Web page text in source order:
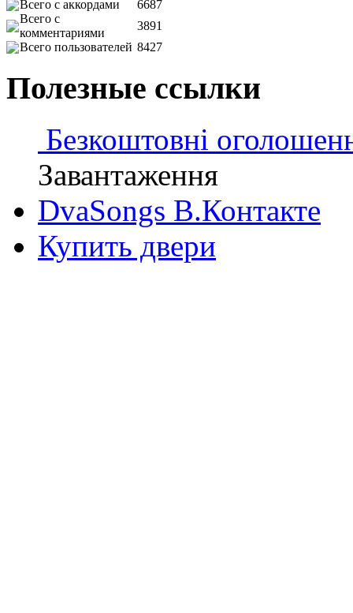
Всего с аккордами
6687
Всего с
комментариями
3891
Всего пользователей 8427
Полезные ссылки
Безкоштовні
Завантаження
DvaSongs В.Контакте
Купить двери